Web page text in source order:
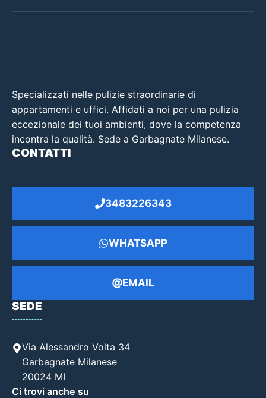
Specializzati nelle pulizie straordinarie di
appartamenti e uffici. Affidati a noi per una pulizia
eccezionale dei tuoi ambienti, dove la competenza
incontra la qualità. Sede a Garbagnate Milanese.
CONTATTI
3483226343
WHATSAPP
EMAIL
SEDE
Via Alessandro Volta 34
Garbagnate Milanese
20024 MI
Ci trovi anche su